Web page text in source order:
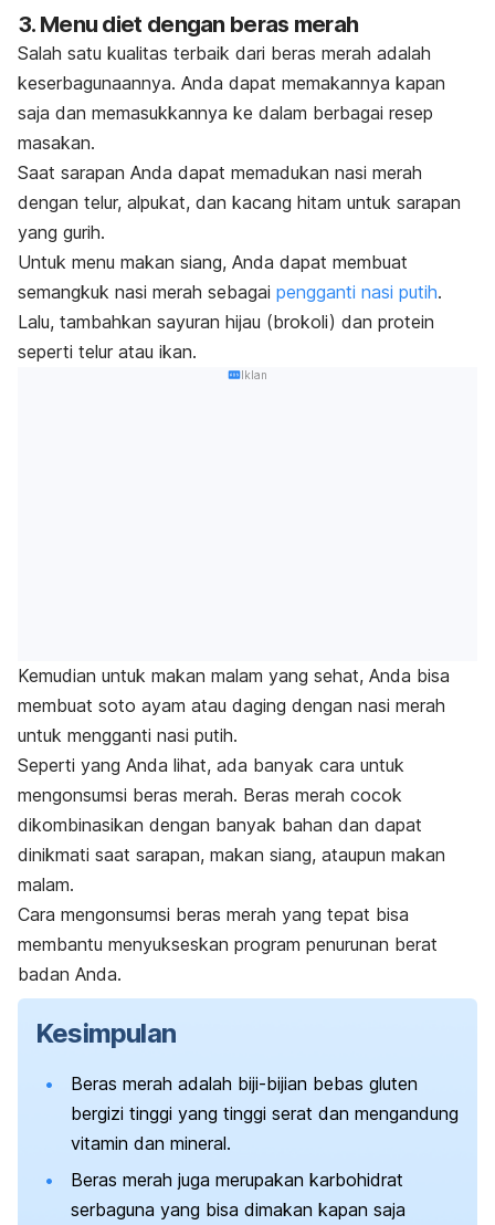
3. Menu diet dengan beras merah
Salah satu kualitas terbaik dari beras merah adalah
keserbagunaannya. Anda dapat memakannya kapan
saja dan memasukkannya ke dalam berbagai resep
masakan.
Saat sarapan Anda dapat memadukan nasi merah
dengan telur, alpukat, dan kacang hitam untuk sarapan
yang gurih.
Untuk menu makan siang, Anda dapat membuat
semangkuk nasi merah sebagai pengganti nasi putih.
Lalu, tambahkan sayuran hijau (brokoli) dan protein
seperti telur atau ikan.
Iklan
Kemudian untuk makan malam yang sehat, Anda bisa
membuat soto ayam atau daging dengan nasi merah
untuk mengganti nasi putih.
Seperti yang Anda lihat, ada banyak cara untuk
mengonsumsi beras merah. Beras merah cocok
dikombinasikan dengan banyak bahan dan dapat
dinikmati saat sarapan, makan siang, ataupun makan
malam.
Cara mengonsumsi beras merah yang tepat bisa
membantu menyukseskan program penurunan berat
badan Anda.
Kesimpulan
Beras merah adalah biji-bijian bebas gluten
bergizi tinggi yang tinggi serat dan mengandung
vitamin dan mineral.
Beras merah juga merupakan karbohidrat
serbaguna yang bisa dimakan kapan saja